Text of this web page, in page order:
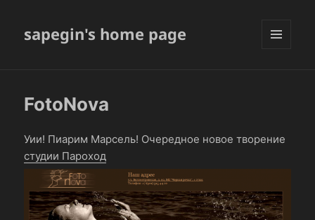
sapegin's home page
FotoNova
Уии! Пиарим Марсель! Очередное новое творение
студии Пароход